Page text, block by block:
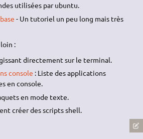
utilisées par ubuntu.
- Un tutoriel un peu long mais très
:
directement sur le terminal.
console : Liste des applications
en console.
en mode texte.
créer des scripts shell.